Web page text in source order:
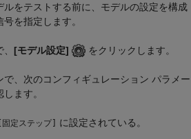
ルをテストする前に、モデルの設定を構成
を指定します。
[モデル設定] をクリックします。
で、次のコンフィギュレーション パラメー
ます。
[固定ステップ] に設定されている。